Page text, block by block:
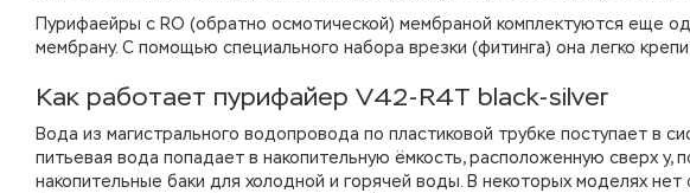
Пурифаейры с RO (обратно осмотической) мембраной комплектуются еще
мембрану. С помощью специального набора врезки (фитинга) она легко
Как работает пурифайер V42-R4T black-silver
Вода из магистрального водопровода по пластиковой трубке поступает в
питьевая вода попадает в накопительную ёмкость, расположенную сверх у,
накопительные баки для холодной и горячей воды. В некоторых моделях